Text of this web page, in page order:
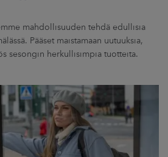
mahdollisuuden tehdä edullisia
Pääset maistamaan uutuuksia,
sesongin herkullisimpia tuotteita.